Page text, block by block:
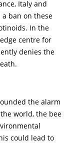
Italy and
ban on these
In the
centre for
denies the
the alarm
world, the bee
could lead to